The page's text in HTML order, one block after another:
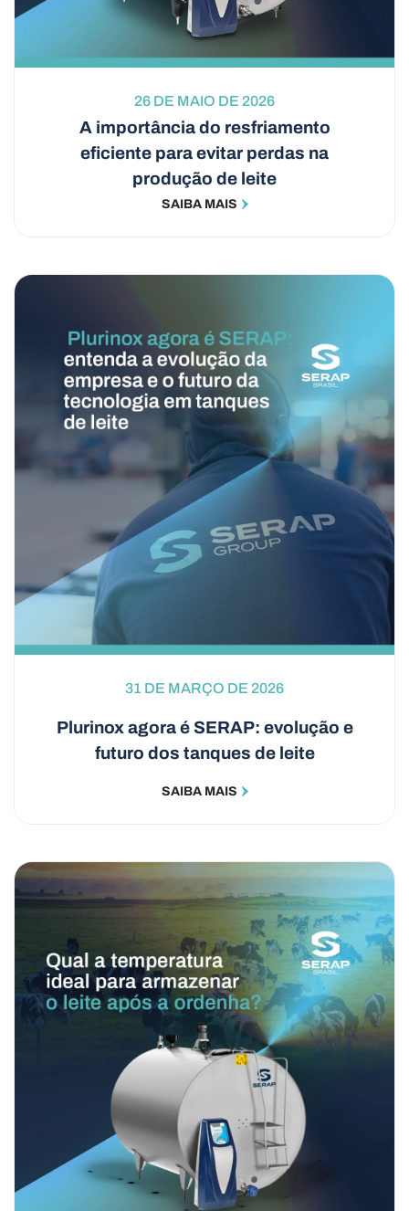
26 DE MAIO DE 2026
A importância do resfriamento
eficiente para evitar perdas na
produção de leite
SAIBA MAIS
31 DE MARÇO DE 2026
Plurinox agora é SERAP: evolução e
futuro dos tanques de leite
SAIBA MAIS